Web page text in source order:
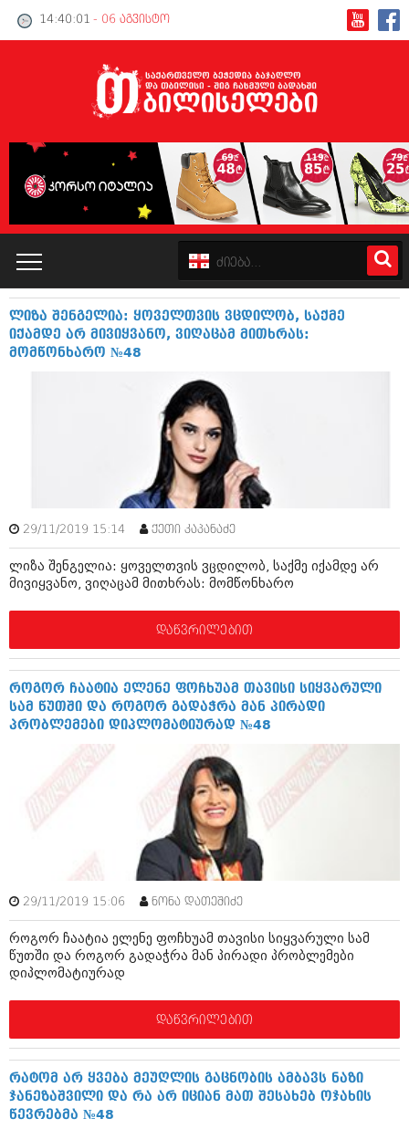
14:40:01 - 06 აგვისტო
ინტერვიუები
ამბები
მოდი, ვილაპარაკოთ
რელიგია
მედიცინა
სპორტი
ბელადები
ბიზნესსიახლეები
გვარები
თემიდას სასწორი
იუმორი
კალეიდოსკოპი
ჰოროსკოპი და შეუცნობელი
კატალოგი
მოდი, ვილაპარაკოთ
მოდა + დიზაინი
რელიგია
სპორტი
კადრს მიღმა
კულინარია
ავტორჩევები
თემიდას სასწორი
იუმორი
კალეიდოსკოპი
კრიმინალი
რომანი და დეტექტივი
სახალისო ამბები
ლიზა შენგელია: ყოველთვის ვცდილობ, საქმე
იქამდე არ მივიყვანო, ვიღაცამ მითხრას:
მომწონხარო №48
29/11/2019 15:14 ქეთი კაპანაძე
ლიზა შენგელია: ყოველთვის ვცდილობ, საქმე იქამდე არ
მივიყვანო, ვიღაცამ მითხრას: მომწონხარო
დაწვრილებით
როგორ ჩაატია ელენე ფოჩხუამ თავისი სიყვარული
სამ წუთში და როგორ გადაჭრა მან პირადი
პრობლემები დიპლომატიურად №48
29/11/2019 15:06 ნონა დათეშიძე
როგორ ჩაატია ელენე ფოჩხუამ თავისი სიყვარული სამ
წუთში და როგორ გადაჭრა მან პირადი პრობლემები
დიპლომატიურად
დაწვრილებით
რატომ არ ყვება მეუღლის გაცნობის ამბავს ნაზი
ჯანეზაშვილი და რა არ იციან მათ შესახებ ოჯახის
წევრებმა №48